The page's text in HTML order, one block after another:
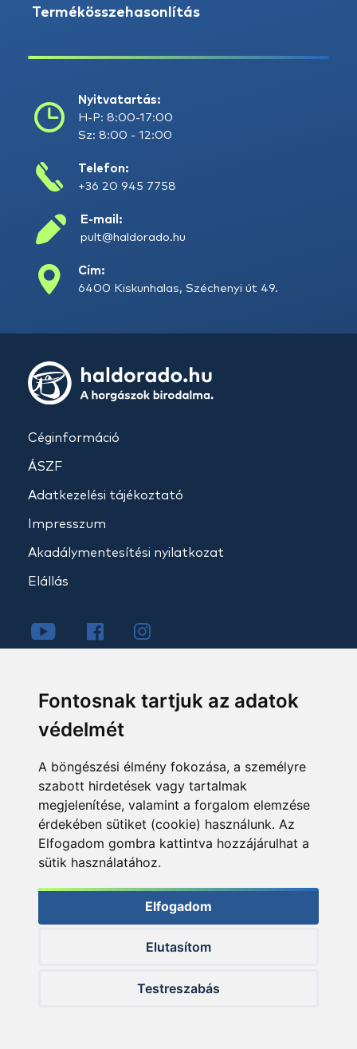
Fontosnak tartjuk az adatok
védelmét
A böngészési élmény fokozása, a személyre
szabott hirdetések vagy tartalmak
megjelenítése, valamint a forgalom elemzése
érdekében sütiket (cookie) használunk. Az
Elfogadom gombra kattintva hozzájárulhat a
sütik használatához.
Elfogadom
Elutasítom
Testreszabás
Termékösszehasonlítás
Nyitvatartás:
H-P: 8:00-17:00
Sz: 8:00 - 12:00
Telefon:
+36 20 945 7758
E-mail:
pult@haldorado.hu
Cím:
6400 Kiskunhalas, Széchenyi út 49.
Céginformáció
ÁSZF
Adatkezelési tájékoztató
Impresszum
Akadálymentesítési nyilatkozat
Elállás